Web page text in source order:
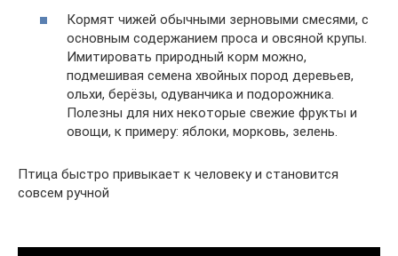
Кормят чижей обычными зерновыми смесями, с
основным содержанием проса и овсяной крупы.
Имитировать природный корм можно,
подмешивая семена хвойных пород деревьев,
ольхи, берёзы, одуванчика и подорожника.
Полезны для них некоторые свежие фрукты и
овощи, к примеру: яблоки, морковь, зелень.
Птица быстро привыкает к человеку и становится
совсем ручной